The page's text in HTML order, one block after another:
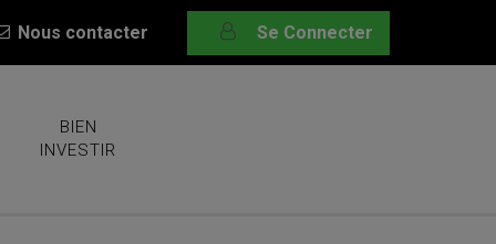
Nous contacter Se Connecter
BIEN
INVESTIR